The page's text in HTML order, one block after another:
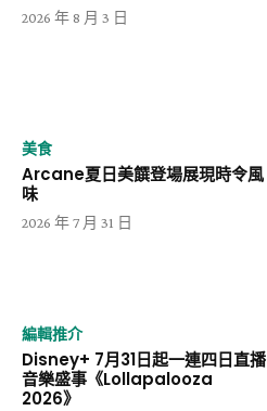
2026 年 8 月 3 日
美食
Arcane夏日美饌登場展現時令風
味
2026 年 7 月 31 日
編輯推介
Disney+ 7月31日起一連四日直播
音樂盛事《Lollapalooza
2026》